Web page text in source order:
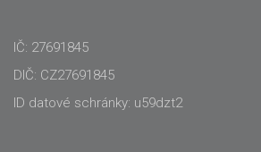
IČ: 27691845
DIČ: CZ27691845
ID datové schránky: u59dzt2